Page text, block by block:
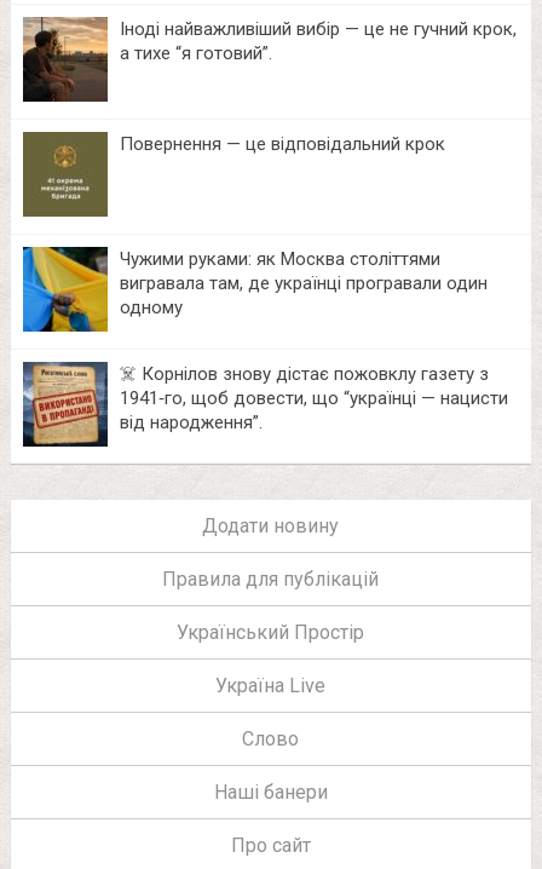
Іноді найважливіший вибір — це не гучний крок,
а тихе “я готовий”.
Повернення — це відповідальний крок
Чужими руками: як Москва століттями
вигравала там, де українці програвали один
одному
☠️ Корнілов знову дістає пожовклу газету з
1941‑го, щоб довести, що “українці — нацисти
від народження”.
Додати новину
Правила для публікацій
Український Простір
Україна Live
Слово
Наші банери
Про сайт